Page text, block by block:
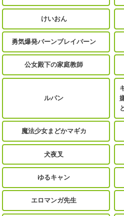
けいおん
勇気爆発バーンブレイバーン
公女殿下の家庭教師
ルパン
魔法少女まどかマギカ
犬夜叉
ゆるキャン
エロマンガ先生